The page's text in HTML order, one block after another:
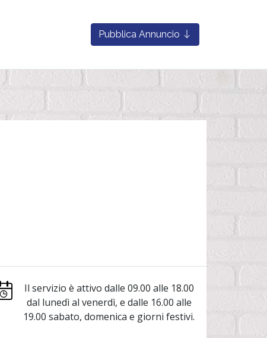
Pubblica Annuncio
Il servizio è attivo dalle 09.00 alle 18.00
dal lunedì al venerdì, e dalle 16.00 alle
19.00 sabato, domenica e giorni festivi.